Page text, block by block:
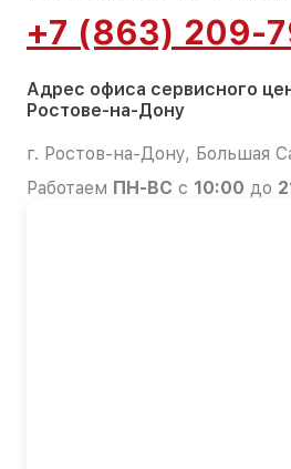
+7 (863) 209-
Адрес офиса сервисного
Ростове-на-Дону
г. Ростов-на-Дону, Большая
Работаем ПН-ВС с 10:00 до